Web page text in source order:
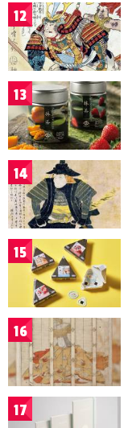
12
13
14
15
16
17